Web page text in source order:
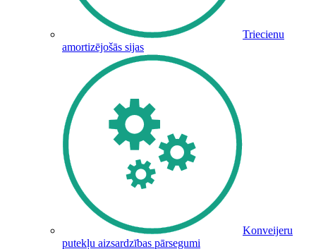
Triecienu
amortizējošās sijas
Konveijeru
putekļu aizsardzības pārsegumi